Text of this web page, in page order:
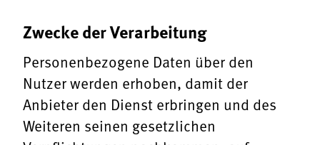
Zwecke der Verarbeitung
Personenbezogene Daten über den
Nutzer werden erhoben, damit der
Anbieter den Dienst erbringen und des
Weiteren seinen gesetzlichen